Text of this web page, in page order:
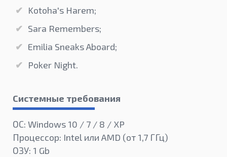
Kotoha's Harem;
Sara Remembers;
Emilia Sneaks Aboard;
Poker Night.
Системные требования
ОС: Windows 10 / 7 / 8 / XP
Процессор: Intel или AMD (от 1,7 ГГц)
ОЗУ: 1 Gb